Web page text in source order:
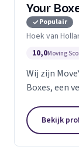
Your
Populair
Hoek van
10,0Moving
Wij zijn
Boxes, een
Bekijk